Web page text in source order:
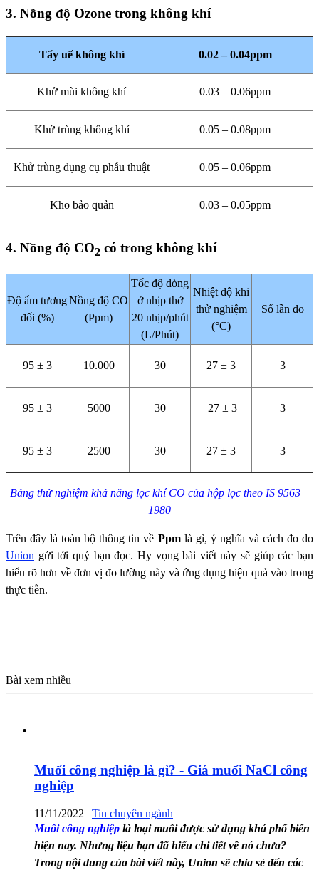
3. Nồng độ Ozone trong không khí
Tẩy uế không khí 0.02 – 0.04ppm
Khử mùi không khí 0.03 – 0.06ppm
Khử trùng không khí 0.05 – 0.08ppm
Khử trùng dụng cụ phẫu thuật 0.05 – 0.06ppm
Kho bảo quản 0.03 – 0.05ppm
4. Nồng độ CO2 có trong không khí
Độ ẩm tương
đối (%)
Nồng độ CO
(Ppm)
Tốc độ dòng
ở nhịp thở
20 nhịp/phút
(L/Phút)
Nhiệt độ khi
thử nghiệm
(°C)
Số lần đo
95 ± 3 10.000 30 27 ± 3 3
95 ± 3 5000 30 27 ± 3 3
95 ± 3 2500 30 27 ± 3 3
Bảng thử nghiệm khả năng lọc khí CO của hộp lọc theo IS 9563 –
1980
Trên đây là toàn bộ thông tin về Ppm là gì, ý nghĩa và cách đo do
Union gửi tới quý bạn đọc. Hy vọng bài viết này sẽ giúp các bạn
hiểu rõ hơn về đơn vị đo lường này và ứng dụng hiệu quả vào trong
thực tiễn.
Bài xem nhiều
Muối công nghiệp là gì? - Giá muối NaCl công
nghiệp
11/11/2022 | Tin chuyên ngành
Muối công nghiệp là loại muối được sử dụng khá phổ biến
hiện nay. Nhưng liệu bạn đã hiểu chi tiết về nó chưa?
Trong nội dung của bài viết này, Union sẽ chia sẻ đến các